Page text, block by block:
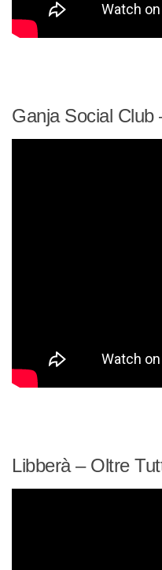
Ganja Social Club
Libberà – Oltre